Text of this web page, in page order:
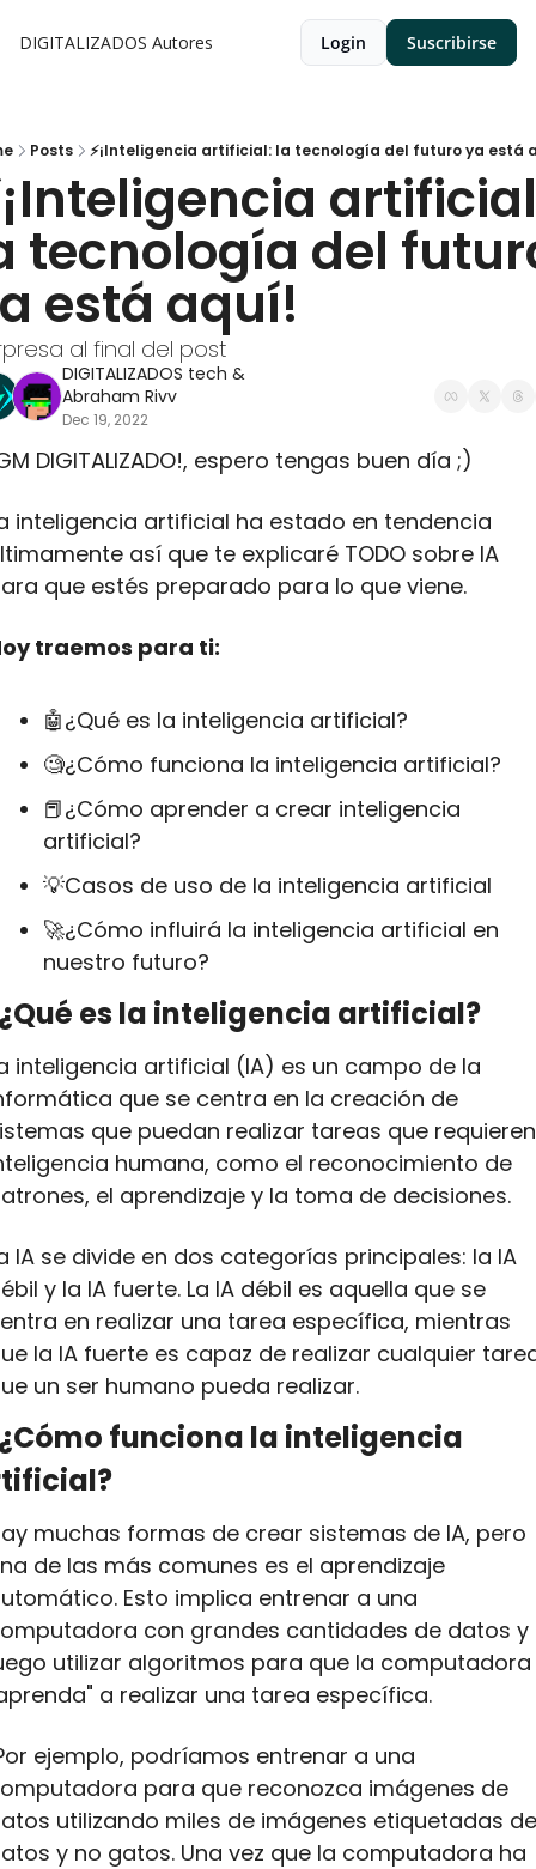
DIGITALIZADOS Autores Login Suscribirse
Posts ⚡¡Inteligencia artificial: la tecnología del futuro ya está
tecnología del
está aquí!
al final del post
DIGITALIZADOS tech
&
Abraham Rivv
Dec 19, 2022
DIGITALIZADO!, espero tengas buen día ;)
inteligencia artificial ha estado en tendencia
así que te explicaré TODO sobre IA
que estés preparado para lo que viene.
traemos para ti:
🤖¿Qué es la inteligencia artificial?
🧐¿Cómo funciona la inteligencia artificial?
📕¿Cómo aprender a crear inteligencia
artificial?
💡Casos de uso de la inteligencia artificial
🚀¿Cómo influirá la inteligencia artificial en
nuestro futuro?
es la inteligencia artificial?
inteligencia artificial (IA) es un campo de la
que se centra en la creación de
que puedan realizar tareas que requieren
humana, como el reconocimiento de
el aprendizaje y la toma de decisiones.
IA se divide en dos categorías principales: la IA
y la IA fuerte. La IA débil es aquella que se
en realizar una tarea específica, mientras
la IA fuerte es capaz de realizar cualquier
un ser humano pueda realizar.
funciona la inteligencia
muchas formas de crear sistemas de IA, pero
de las más comunes es el aprendizaje
Esto implica entrenar a una
con grandes cantidades de datos y
utilizar algoritmos para que la computadora
a realizar una tarea específica.
para que reconozca imágenes de
utilizando miles de imágenes etiquetadas de
y no gatos. Una vez que la computadora ha